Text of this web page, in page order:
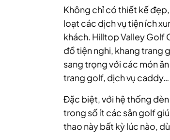
Không chỉ có thiết kế
loạt các dịch vụ tiện ích
khách. Hilltop Valley Golf
đồ tiện nghi, khang trang
sang trọng với các món
trang golf, dịch vụ caddy…
Đặc biệt, với hệ thống
trong số ít các sân golf
thao này bất kỳ lúc nào,